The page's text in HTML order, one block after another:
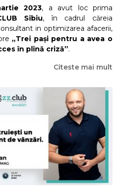
2023, a avut loc prima
Sibiu, în cadrul căreia
in optimizarea afacerii,
„Trei pași pentru a avea o
în plină criză”.
Citeste mai mult